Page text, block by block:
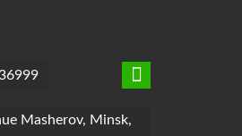
Masherov, Minsk,